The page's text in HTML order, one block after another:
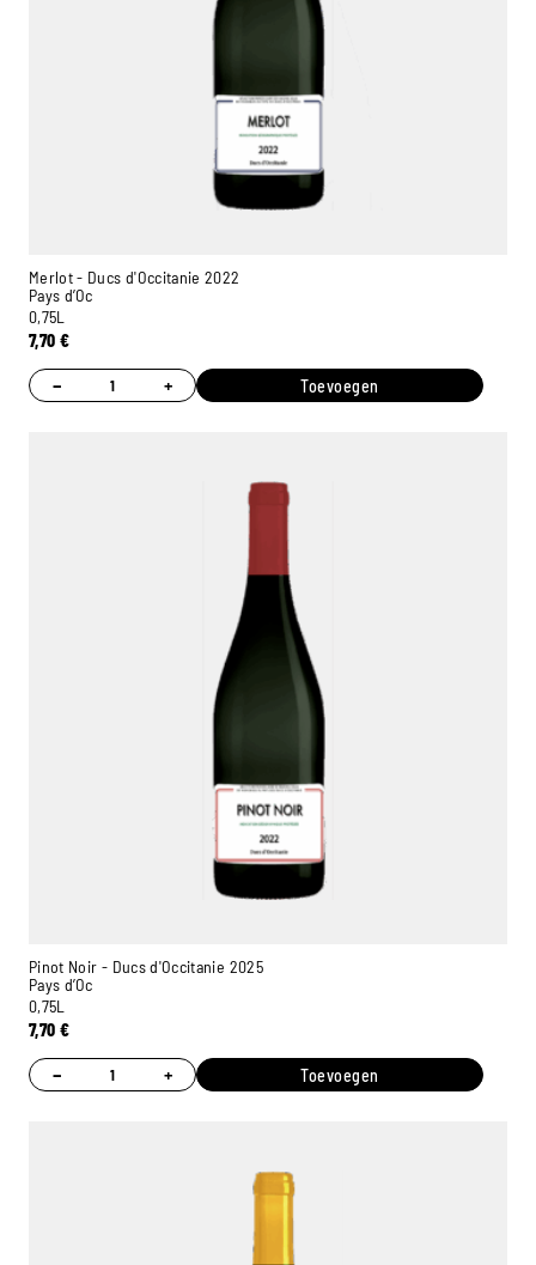
Merlot - Ducs d'Occitanie 2022
Pays d’Oc
0,75L
7,70 €
− + Toevoegen
Pinot Noir - Ducs d'Occitanie 2025
Pays d’Oc
0,75L
7,70 €
− + Toevoegen